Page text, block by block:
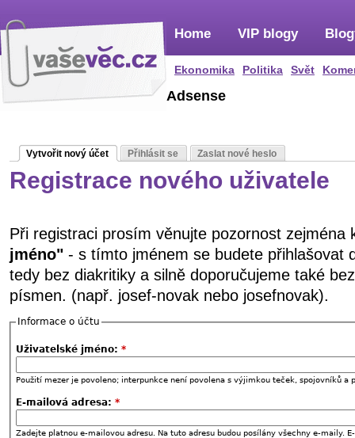
Home
Ekonomika Politika Svět
VIP blogy
Adsense
Vytvořit nový účet Přihlásit se Zaslat nové heslo
Registrace nového uživatele
Při registraci prosím věnujte pozornost zejména
jméno" - s tímto jménem se budete přihlašovat
tedy bez diakritiky a silně doporučujeme také
písmen. (např. josef-novak nebo josefnovak).
Informace o účtu
Uživatelské jméno: *
Použití mezer je povoleno; interpunkce není povolena s výjimkou teček, spojovníků a
E-mailová adresa: *
Zadejte platnou e-mailovou adresu. Na tuto adresu budou posílány všechny e-maily.